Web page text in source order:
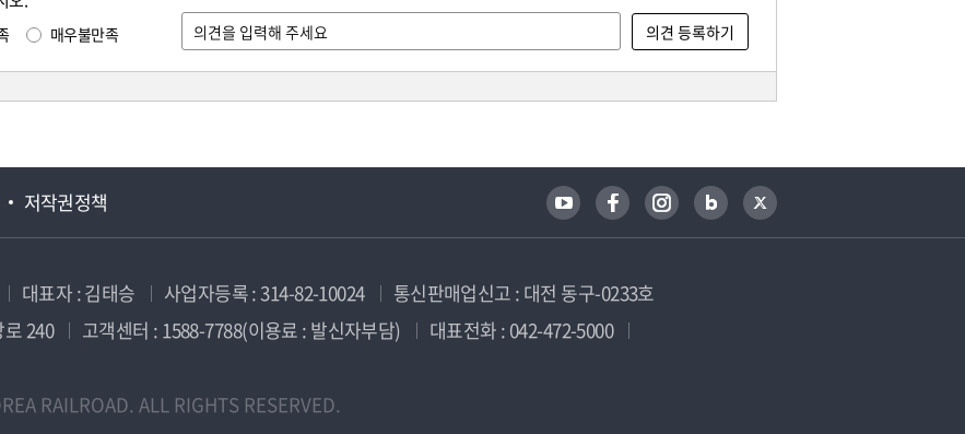
매우불만족
저작권정책
대표자 : 김태승 사업자등록 : 314-82-10024
통신판매업신고 : 대전 동구-0233호
240
고객센터 : 1588-7788(이용료 : 발신자부담)
대표전화 : 042-472-5000
RAILROAD. ALL RIGHTS RESERVED.